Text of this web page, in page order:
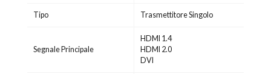
Tipo Trasmettitore Singolo
Segnale Principale
HDMI 1.4
HDMI 2.0
DVI